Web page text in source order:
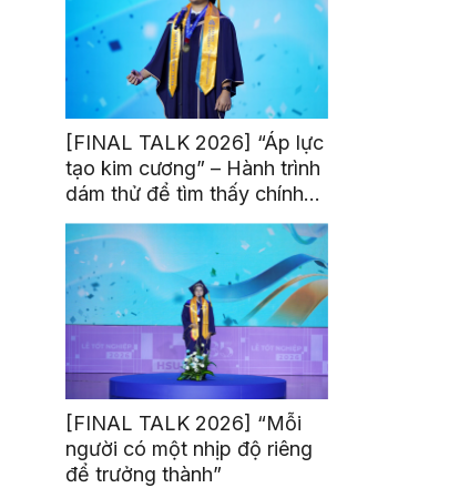
[FINAL TALK 2026] “Áp lực
tạo kim cương” – Hành trình
dám thử để tìm thấy chính
mình
[FINAL TALK 2026] “Mỗi
người có một nhịp độ riêng
để trưởng thành”